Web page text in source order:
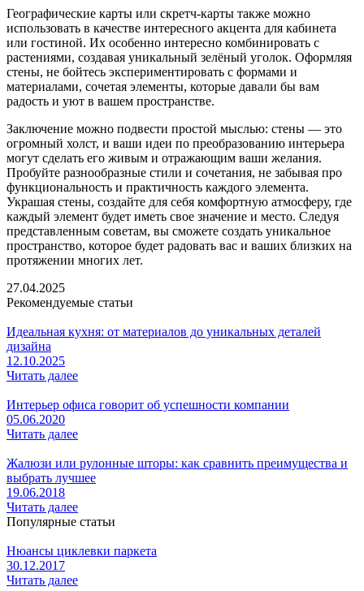
Географические карты или скретч-карты также можно
использовать в качестве интересного акцента для кабинета
или гостиной. Их особенно интересно комбинировать с
растениями, создавая уникальный зелёный уголок. Оформляя
стены, не бойтесь экспериментировать с формами и
материалами, сочетая элементы, которые давали бы вам
радость и уют в вашем пространстве.
Заключение можно подвести простой мыслью: стены — это
огромный холст, и ваши идеи по преобразованию интерьера
могут сделать его живым и отражающим ваши желания.
Пробуйте разнообразные стили и сочетания, не забывая про
функциональность и практичность каждого элемента.
Украшая стены, создайте для себя комфортную атмосферу, где
каждый элемент будет иметь свое значение и место. Следуя
представленным советам, вы сможете создать уникальное
пространство, которое будет радовать вас и ваших близких на
протяжении многих лет.
27.04.2025
Рекомендуемые статьи
Идеальная кухня: от материалов до уникальных деталей
дизайна
12.10.2025
Читать далее
Интерьер офиса говорит об успешности компании
05.06.2020
Читать далее
Жалюзи или рулонные шторы: как сравнить преимущества и
выбрать лучшее
19.06.2018
Читать далее
Популярные статьи
Нюансы циклевки паркета
30.12.2017
Читать далее